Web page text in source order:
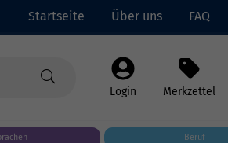
Startseite Über uns FAQ
Login Merkzettel
Beruf